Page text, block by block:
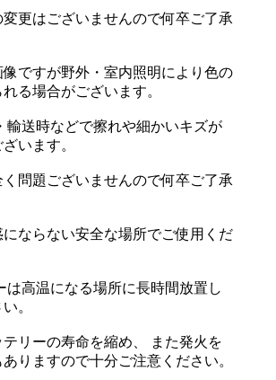
更はございませんので何卒ご了承
ですが野外・室内照明により色の
る場合がございます。
送時などで擦れや細かいキズが
います。
く問題ございませんので何卒ご了承
ならない安全な場所でご使用くだ
高温になる場所に長時間放置し
。
リーの寿命を縮め、 また発火を
りますので十分ご注意ください。